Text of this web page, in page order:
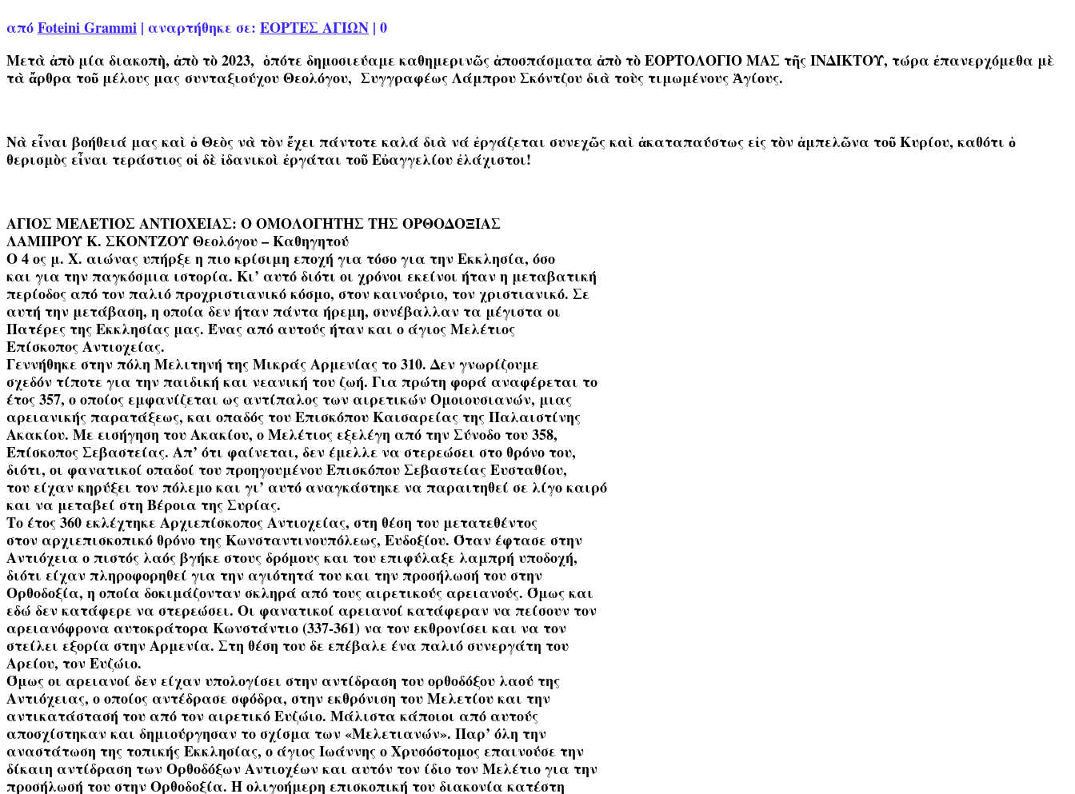
απόFoteini Grammi | αναρτήθηκε σε: ΕΟΡΤΕΣ ΑΓΙΩΝ | 0
Μετὰ ἀπὸ μία διακοπὴ, ἀπὸ τὸ 2023, ὁπότε δημοσιεύαμε καθημερινῶς ἀποσπάσματα ἀπὸ τὸ ΕΟΡΤΟΛΟΓΙΟ ΜΑΣ τῆς ΙΝΔΙΚΤΟΥ, τώρα ἐπανερχόμεθα μὲ
τὰ ἄρθρα τοῦ μέλους μας συνταξιούχου Θεολόγου, Συγγραφέως Λάμπρου Σκόντζου διὰ τοὺς τιμωμένους Ἁγίους.
Νὰ εἶναι βοήθειά μας καὶ ὁ Θεὸς νὰ τὸν ἔχει πάντοτε καλά διὰ νά ἐργάζεται συνεχῶς καὶ ἀκαταπαύστως εἰς τὸν ἀμπελῶνα τοῦ Κυρίου, καθότι ὁ
θερισμὸς εἶναι τεράστιος οἱ δὲ ἰδανικοὶ ἐργάται τοῦ Εὐαγγελίου ἐλάχιστοι!
ΑΓΙΟΣ ΜΕΛΕΤΙΟΣ ΑΝΤΙΟΧΕΙΑΣ: Ο ΟΜΟΛΟΓΗΤΗΣ ΤΗΣ ΟΡΘΟΔΟΞΙΑΣ
ΛΑΜΠΡΟΥ Κ. ΣΚΟΝΤΖΟΥ Θεολόγου – Καθηγητού
Ο 4 ος μ. Χ. αιώνας υπήρξε η πιο κρίσιμη εποχή για τόσο για την Εκκλησία, όσο
και για την παγκόσμια ιστορία. Κι’ αυτό διότι οι χρόνοι εκείνοι ήταν η μεταβατική
περίοδος από τον παλιό προχριστιανικό κόσμο, στον καινούριο, τον χριστιανικό. Σε
αυτή την μετάβαση, η οποία δεν ήταν πάντα ήρεμη, συνέβαλλαν τα μέγιστα οι
Πατέρες της Εκκλησίας μας. Ένας από αυτούς ήταν και ο άγιος Μελέτιος
Επίσκοπος Αντιοχείας.
Γεννήθηκε στην πόλη Μελιτηνή της Μικράς Αρμενίας το 310. Δεν γνωρίζουμε
σχεδόν τίποτε για την παιδική και νεανική του ζωή. Για πρώτη φορά αναφέρεται το
έτος 357, ο οποίος εμφανίζεται ως αντίπαλος των αιρετικών Ομοιουσιανών, μιας
αρειανικής παρατάξεως, και οπαδός του Επισκόπου Καισαρείας της Παλαιστίνης
Ακακίου. Με εισήγηση του Ακακίου, ο Μελέτιος εξελέγη από την Σύνοδο του 358,
Επίσκοπος Σεβαστείας. Απ’ ότι φαίνεται, δεν έμελλε να στερεώσει στο θρόνο του,
διότι, οι φανατικοί οπαδοί του προηγουμένου Επισκόπου Σεβαστείας Ευσταθίου,
του είχαν κηρύξει τον πόλεμο και γι’ αυτό αναγκάστηκε να παραιτηθεί σε λίγο καιρό
και να μεταβεί στη Βέροια της Συρίας.
Το έτος 360 εκλέχτηκε Αρχιεπίσκοπος Αντιοχείας, στη θέση του μετατεθέντος
στον αρχιεπισκοπικό θρόνο της Κωνσταντινουπόλεως, Ευδοξίου. Όταν έφτασε στην
Αντιόχεια ο πιστός λαός βγήκε στους δρόμους και του επιφύλαξε λαμπρή υποδοχή,
διότι είχαν πληροφορηθεί για την αγιότητά του και την προσήλωσή του στην
Ορθοδοξία, η οποία δοκιμάζονταν σκληρά από τους αιρετικούς αρειανούς. Όμως και
εδώ δεν κατάφερε να στερεώσει. Οι φανατικοί αρειανοί κατάφεραν να πείσουν τον
αρειανόφρονα αυτοκράτορα Κωνστάντιο (337-361) να τον εκθρονίσει και να τον
στείλει εξορία στην Αρμενία. Στη θέση του δε επέβαλε ένα παλιό συνεργάτη του
Αρείου, τον Ευζώιο.
Όμως οι αρειανοί δεν είχαν υπολογίσει στην αντίδραση του ορθοδόξου λαού της
Αντιόχειας, ο οποίος αντέδρασε σφόδρα, στην εκθρόνιση του Μελετίου και την
αντικατάστασή του από τον αιρετικό Ευζώιο. Μάλιστα κάποιοι από αυτούς
αποσχίστηκαν και δημιούργησαν το σχίσμα των «Μελετιανών». Παρ’ όλη την
αναστάτωση της τοπικής Εκκλησίας, ο άγιος Ιωάννης ο Χρυσόστομος επαινούσε την
δίκαιη αντίδραση των Ορθοδόξων Αντιοχέων και αυτόν τον ίδιο τον Μελέτιο για την
προσήλωσή του στην Ορθοδοξία. Η ολιγοήμερη επισκοπική του διακονία κατέστη